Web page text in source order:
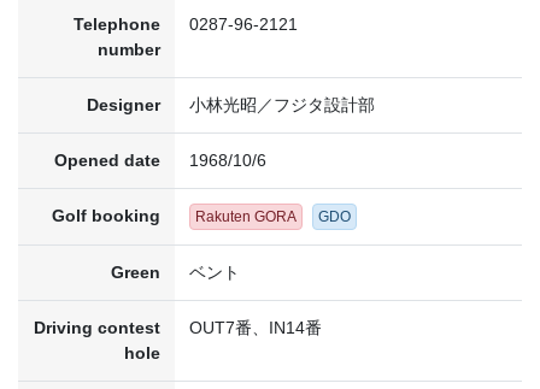
Telephone
number
0287-96-2121
Designer 小林光昭／フジタ設計部
Opened date 1968/10/6
Golf booking Rakuten GORA GDO
Green ベント
Driving contest
hole
OUT7番、IN14番